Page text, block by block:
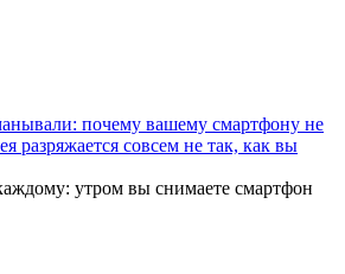
почему вашему смартфону не
разряжается совсем не так, как вы
утром вы снимаете смартфон